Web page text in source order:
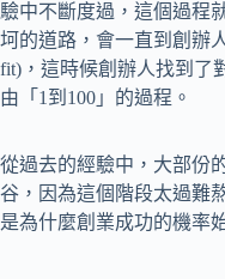
驗中不斷度過，這個過程
坷的道路，會一直到創辦
fit)，這時候創辦人找到了
由「1到100」的過程。
從過去的經驗中，大部份
谷，因為這個階段太過難
是為什麼創業成功的機率